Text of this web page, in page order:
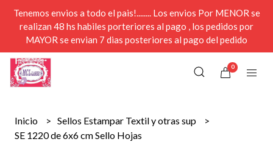
Tenemos envios a todo el pais!........ Los envios Por MENOR se
realizan 48 hs habiles porteriores al pago , los pedidos por
MAYOR se envian 7 dias posteriores al pago del pedido
0
Inicio
Sellos Estampar Textil y otras sup
SE 1220 de 6x6 cm Sello Hojas